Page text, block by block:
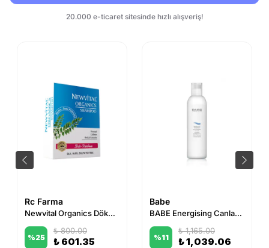
Rc Farma
Newvital Organics Dökülme karşıtı Şampuan 300 ml
%25
₺ 800.00
₺ 601.35
Babe
BABE Energising Canlandırıcı Şampuan - 250ml
%11
₺ 1,165.00
₺ 1,039.06